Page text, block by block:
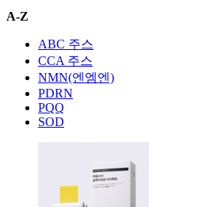
A-Z
ABC 주스
CCA 주스
NMN(엔엠엔)
PDRN
PQQ
SOD